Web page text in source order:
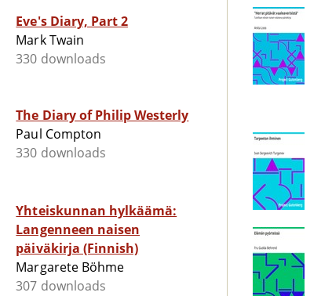
Eve's Diary, Part 2
Mark Twain
330 downloads
The Diary of Philip Westerly
Paul Compton
330 downloads
Yhteiskunnan hylkäämä:
Langenneen naisen
päiväkirja (Finnish)
Margarete Böhme
307 downloads